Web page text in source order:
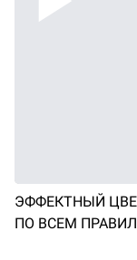
ЭФФЕКТНЫЙ
ПО ВСЕМ